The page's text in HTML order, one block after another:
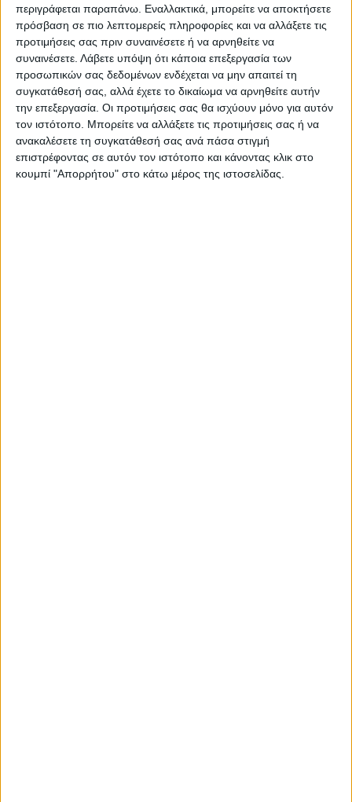
περιγράφεται παραπάνω. Εναλλακτικά, μπορείτε να αποκτήσετε
πρόσβαση σε πιο λεπτομερείς πληροφορίες και να αλλάξετε τις
προτιμήσεις σας πριν συναινέσετε ή να αρνηθείτε να
συναινέσετε. Λάβετε υπόψη ότι κάποια επεξεργασία των
προσωπικών σας δεδομένων ενδέχεται να μην απαιτεί τη
συγκατάθεσή σας, αλλά έχετε το δικαίωμα να αρνηθείτε αυτήν
την επεξεργασία. Οι προτιμήσεις σας θα ισχύουν μόνο για αυτόν
τον ιστότοπο. Μπορείτε να αλλάξετε τις προτιμήσεις σας ή να
ανακαλέσετε τη συγκατάθεσή σας ανά πάσα στιγμή
επιστρέφοντας σε αυτόν τον ιστότοπο και κάνοντας κλικ στο
κουμπί "Απορρήτου" στο κάτω μέρος της ιστοσελίδας.
ΠΑΡΟΜΟΙΑ ΑΡΘΡΑ